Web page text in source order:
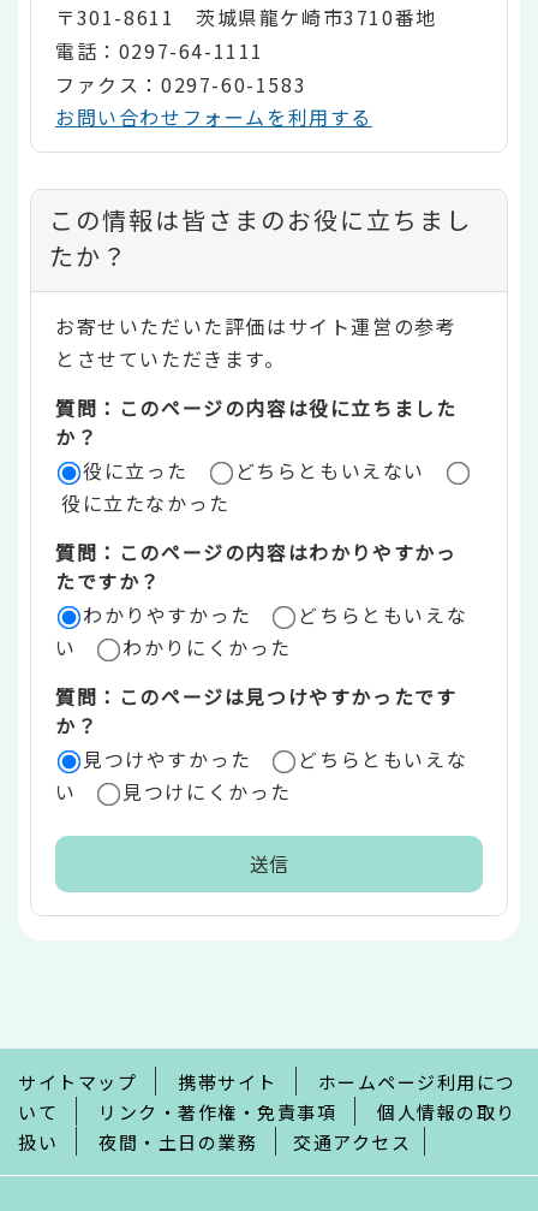
〒301-8611 茨城県龍ケ崎市3710番地
電話：0297-64-1111
ファクス：0297-60-1583
お問い合わせフォームを利用する
コ
ン
テ
ン
ツ
評
価
リ
ア
この情報は皆さまのお役に立ちまし
たか？
お寄せいただいた評価はサイト運営の参考
とさせていただきます。
質問：このページの内容は役に立ちました
か？
役に立った
どちらともいえない
役に立たなかった
質問：このページの内容はわかりやすかっ
たですか？
わかりやすかった
どちらともいえな
い
わかりにくかった
質問：このページは見つけやすかったです
か？
見つけやすかった
どちらともいえな
い
見つけにくかった
で
サイトマップ 携帯サイト
ホームページ利用につ
いて
リンク・著作権・免責事項
個人情報の取り
扱い
夜間・土日の業務 交通アクセス